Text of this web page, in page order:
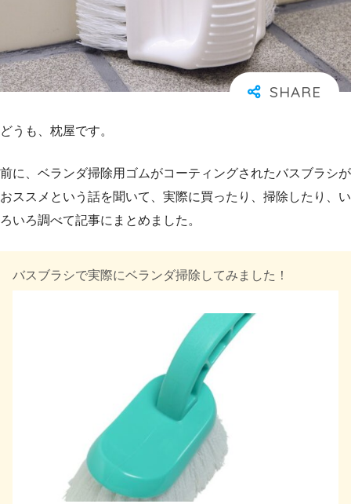
どうも、枕屋です。
前に、ベランダ掃除用ゴムがコーティングされたバスブラシが
おススメという話を聞いて、実際に買ったり、掃除したり、い
ろいろ調べて記事にまとめました。
バスブラシで実際にベランダ掃除してみました！